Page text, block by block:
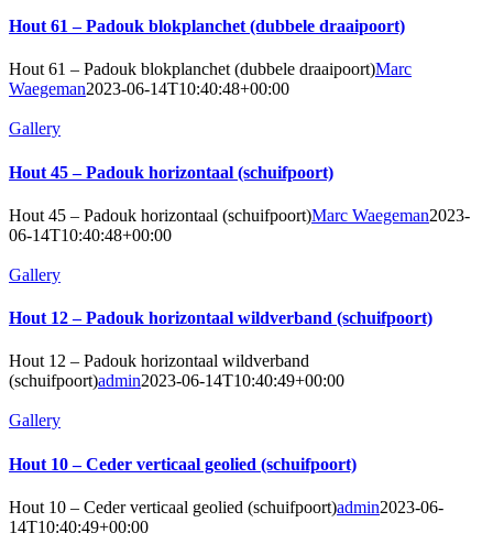
Hout 61 – Padouk blokplanchet (dubbele draaipoort)
Hout 61 – Padouk blokplanchet (dubbele draaipoort)Marc
Waegeman2023-06-14T10:40:48+00:00
Gallery
Hout 45 – Padouk horizontaal (schuifpoort)
Hout 45 – Padouk horizontaal (schuifpoort)Marc Waegeman2023-
06-14T10:40:48+00:00
Gallery
Hout 12 – Padouk horizontaal wildverband (schuifpoort)
Hout 12 – Padouk horizontaal wildverband
(schuifpoort)admin2023-06-14T10:40:49+00:00
Gallery
Hout 10 – Ceder verticaal geolied (schuifpoort)
Hout 10 – Ceder verticaal geolied (schuifpoort)admin2023-06-
14T10:40:49+00:00